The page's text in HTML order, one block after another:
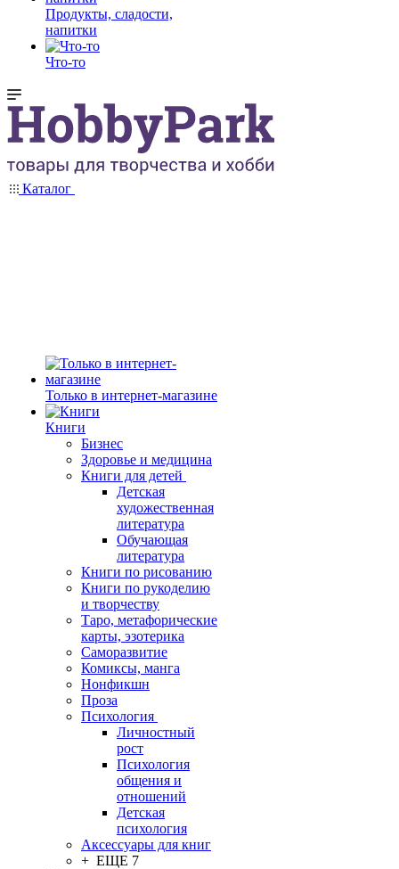
Продукты, сладости,
напитки
Что-то
Каталог
Только в интернет-магазине
Книги
Бизнес
Здоровье и медицина
Книги для детей
Детская
художественная
литература
Обучающая
литература
Книги по рисованию
Книги по рукоделию
и творчеству
Таро, метафорические
карты, эзотерика
Саморазвитие
Комиксы, манга
Нонфикшн
Проза
Психология
Личностный
рост
Психология
общения и
отношений
Детская
психология
Аксессуары для книг
+ ЕЩЕ 7